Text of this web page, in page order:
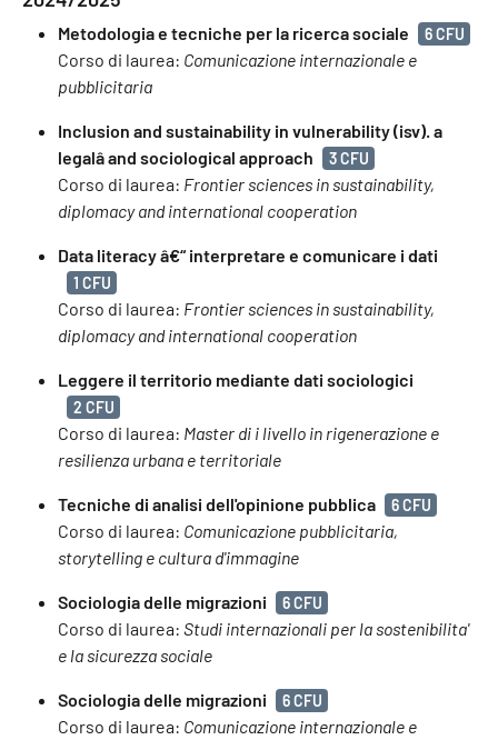
Metodologia e tecniche per la ricerca sociale 6 CFU
Corso di laurea: Comunicazione internazionale e
pubblicitaria
Inclusion and sustainability in vulnerability (isv). a
legalâ and sociological approach
3 CFU
Corso di laurea: Frontier sciences in sustainability,
diplomacy and international cooperation
Data literacy â€“ interpretare e comunicare i dati
1 CFU
Corso di laurea: Frontier sciences in sustainability,
diplomacy and international cooperation
Leggere il territorio mediante dati sociologici
2 CFU
Corso di laurea: Master di i livello in rigenerazione e
resilienza urbana e territoriale
Tecniche di analisi dell'opinione pubblica 6 CFU
Corso di laurea: Comunicazione pubblicitaria,
storytelling e cultura d'immagine
Sociologia delle migrazioni 6 CFU
Corso di laurea: Studi internazionali per la sostenibilita'
e la sicurezza sociale
Sociologia delle migrazioni 6 CFU
Corso di laurea: Comunicazione internazionale e